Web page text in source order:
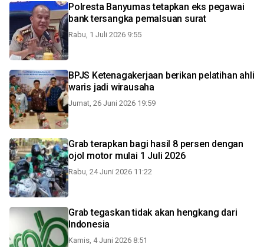
Polresta Banyumas tetapkan eks pegawai
bank tersangka pemalsuan surat
Rabu, 1 Juli 2026 9:55
BPJS Ketenagakerjaan berikan pelatihan ahli
waris jadi wirausaha
Jumat, 26 Juni 2026 19:59
Grab terapkan bagi hasil 8 persen dengan
ojol motor mulai 1 Juli 2026
Rabu, 24 Juni 2026 11:22
Grab tegaskan tidak akan hengkang dari
Indonesia
Kamis, 4 Juni 2026 8:51